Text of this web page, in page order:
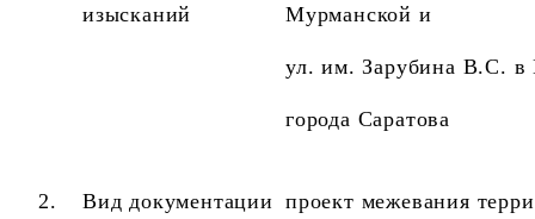
изысканий
Мурманской и
ул. им. Зарубина В.С. в
города Саратова
2.
Вид документации проект межевания